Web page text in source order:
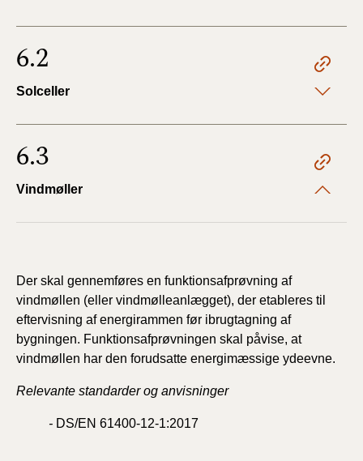
6.2
Solceller
6.3
Vindmøller
Der skal gennemføres en funktionsafprøvning af
vindmøllen (eller vindmølleanlægget), der etableres til
eftervisning af energirammen før ibrugtagning af
bygningen. Funktionsafprøvningen skal påvise, at
vindmøllen har den forudsatte energimæssige ydeevne.
Relevante standarder og anvisninger
- DS/EN 61400-12-1:2017